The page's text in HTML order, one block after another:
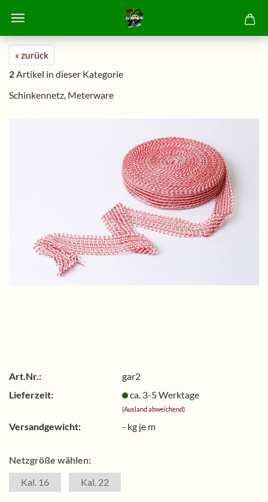
« zurück
2Artikel in dieser Kategorie
Schinkennetz, Meterware
Art.Nr.:
gar2
Lieferzeit:
ca. 3-5 Werktage
(Ausland abweichend)
Versandgewicht: - kg je m
Netzgröße wählen:
Kal. 16
Kal. 22